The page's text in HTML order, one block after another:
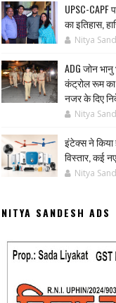
UPSC-CAPF
का इतिहास,
Nitya
ADG जोन
कंट्रोल रूम का
नजर के दिए
Nitya
इंटेक्स ने किया
विस्तार, कई
Nitya
NITYA SANDESH ADS